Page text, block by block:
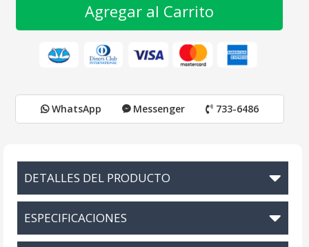
Agregar al Carrito
WhatsApp Messenger 733-6486
DETALLES DEL PRODUCTO
ESPECIFICACIONES